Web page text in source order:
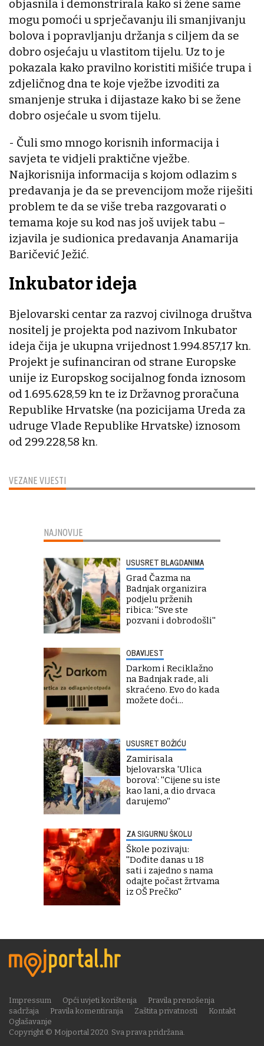
VEZANE VIJESTI
objasnila i demonstrirala kako si žene same
mogu pomoći u sprječavanju ili smanjivanju
bolova i popravljanju držanja s ciljem da se
dobro osjećaju u vlastitom tijelu. Uz to je
pokazala kako pravilno koristiti mišiće trupa i
zdjeličnog dna te koje vježbe izvoditi za
smanjenje struka i dijastaze kako bi se žene
dobro osjećale u svom tijelu.
- Čuli smo mnogo korisnih informacija i
savjeta te vidjeli praktične vježbe.
Najkorisnija informacija s kojom odlazim s
predavanja je da se prevencijom može riješiti
problem te da se više treba razgovarati o
temama koje su kod nas još uvijek tabu –
izjavila je sudionica predavanja Anamarija
Baričević Ježić.
Inkubator ideja
Bjelovarski centar za razvoj civilnoga društva
nositelj je projekta pod nazivom Inkubator
ideja čija je ukupna vrijednost 1.994.857,17 kn.
Projekt je sufinanciran od strane Europske
unije iz Europskog socijalnog fonda iznosom
od 1.695.628,59 kn te iz Državnog proračuna
Republike Hrvatske (na pozicijama Ureda za
udruge Vlade Republike Hrvatske) iznosom
od 299.228,58 kn.
NAJNOVIJE
USUSRET BLAGDANIMA
Grad Čazma na
Badnjak organizira
podjelu prženih
ribica: ''Sve ste
pozvani i dobrodošli''
OBAVIJEST
Darkom i Reciklažno
na Badnjak rade, ali
skraćeno. Evo do kada
možete doći...
USUSRET BOŽIĆU
Zamirisala
bjelovarska 'Ulica
borova': ''Cijene su iste
kao lani, a dio drvaca
darujemo''
ZA SIGURNU ŠKOLU
Škole pozivaju:
''Dođite danas u 18
sati i zajedno s nama
odajte počast žrtvama
iz OŠ Prečko''
Copyright © Mojportal 2020. Sva prava pridržana.
Impressum Opći uvjeti korištenja
Pravila prenošenja
sadržaja
Pravila komentiranja Zaštita privatnosti
Kontakt
Oglašavanje